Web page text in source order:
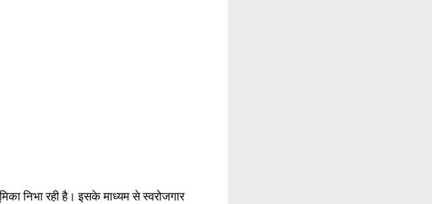
निभा रही है। इसके माध्यम से स्वरोजगार